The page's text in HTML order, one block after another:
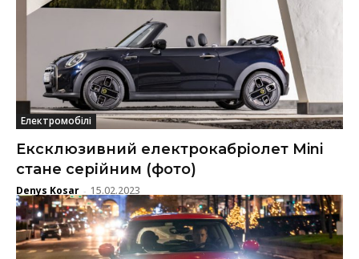
Електромобілі
Ексклюзивний електрокабріолет Mini
стане серійним (фото)
Denys Kosar - 15.02.2023